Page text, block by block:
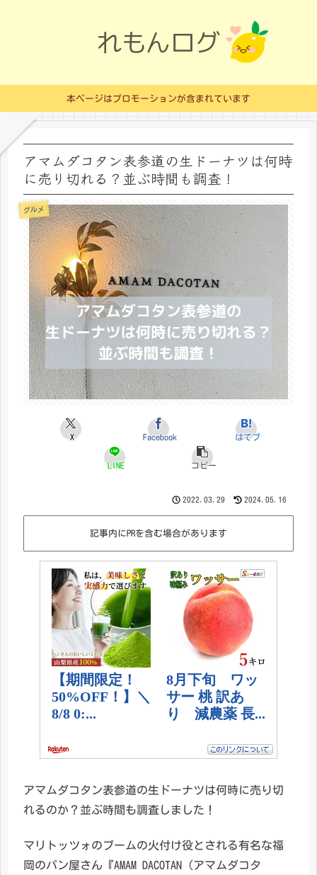
本ページはプロモーションが含まれています
アマムダコタン表参道の生ドーナツは何時
に売り切れる？並ぶ時間も調査！
グルメ
X Facebook はてブ
LINE コピー
2022.03.29 2024.05.16
記事内にPRを含む場合があります
アマムダコタン表参道の生ドーナツは何時に売り切
れるのか？並ぶ時間も調査しました！
マリトッツォのブームの火付け役とされる有名な福
岡のパン屋さん『AMAM DACOTAN（アマムダコタ